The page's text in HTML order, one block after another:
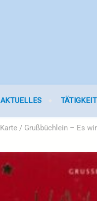
AKTUELLES
Karte / Grußbüchlein – Es